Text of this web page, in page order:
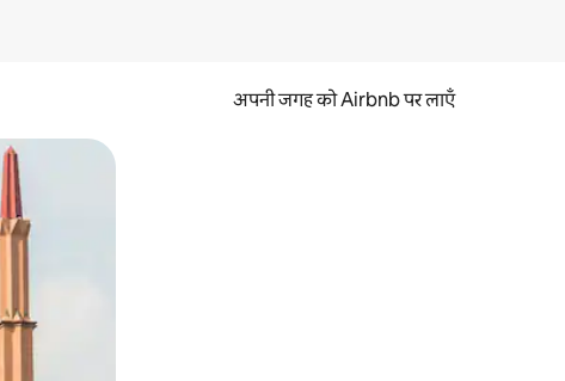
अपनी जगह को Airbnb पर लाएँ